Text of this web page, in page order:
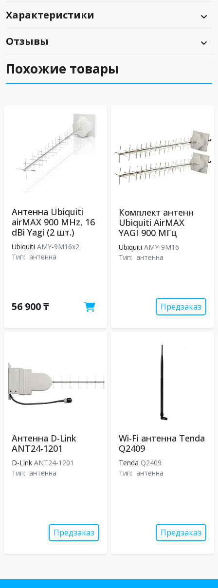
Характеристики
Отзывы
Похожие товары
Антенна Ubiquiti
airMAX 900 MHz, 16
dBi Yagi (2 шт.)
Ubiquiti AMY-9M16x2
Тип: антенна
56 900 ₸
Комплект антенн
Ubiquiti AirMAX
YAGI 900 МГц
Ubiquiti AMY-9M16
Тип: антенна
Предзаказ
Антенна D-Link
ANT24-1201
D-Link ANT24-1201
Тип: антенна
Предзаказ
Wi-Fi антенна Tenda
Q2409
Tenda Q2409
Тип: антенна
Предзаказ